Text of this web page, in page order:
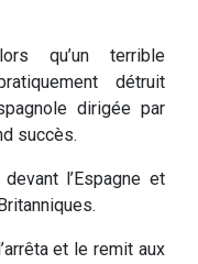
qu’un terrible
détruit
dirigée par
succès.
l’Espagne et
et le remit aux